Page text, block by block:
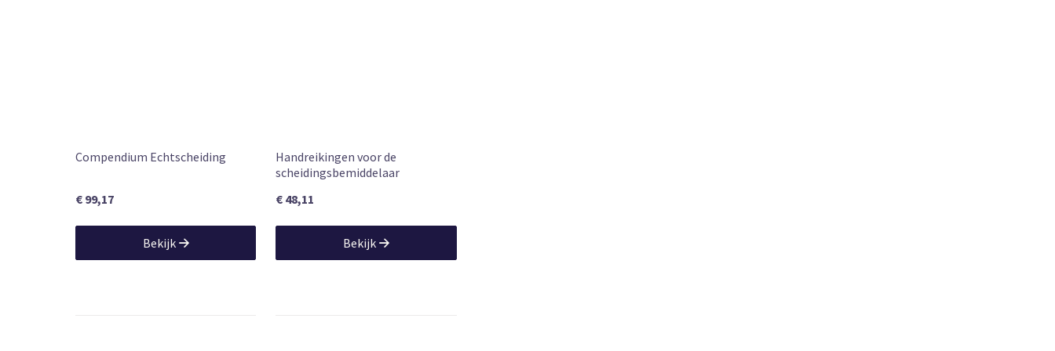
Compendium Echtscheiding
€ 99,17
Bekijk
Handreikingen voor de
scheidingsbemiddelaar
€ 48,11
Bekijk